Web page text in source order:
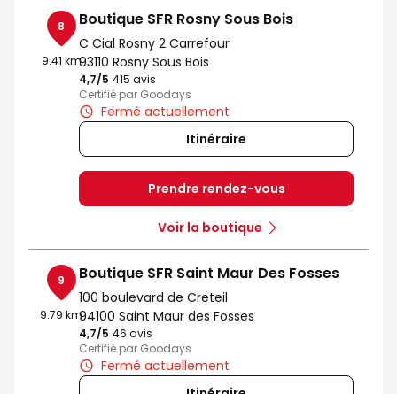
8
9.41 km
Boutique SFR Rosny Sous Bois
C Cial Rosny 2 Carrefour
93110 Rosny Sous Bois
4,7/5 Note de 4.7 sur 5
415 avis
Certifié par Goodays
Fermé actuellement
Itinéraire
Prendre rendez-vous
Voir la boutique
9
9.79 km
Boutique SFR Saint Maur Des Fosses
100 boulevard de Creteil
94100 Saint Maur des Fosses
4,7/5 Note de 4.7 sur 5
46 avis
Certifié par Goodays
Fermé actuellement